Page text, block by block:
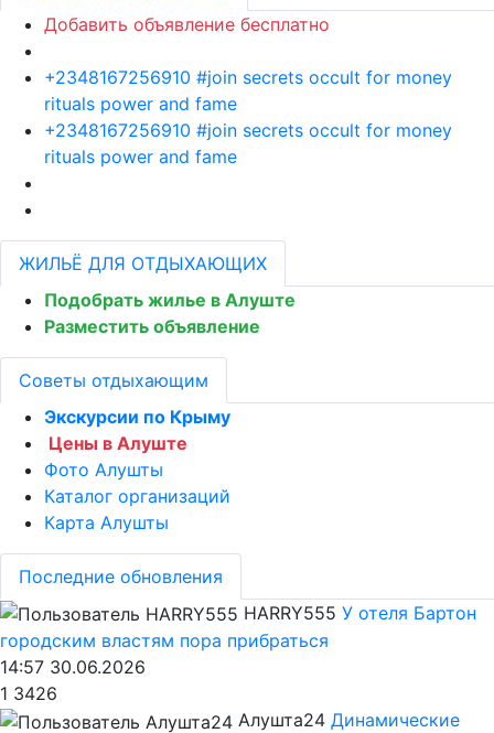
Добавить объявление бесплатно
+2348167256910 #join secrets occult for money
rituals power and fame
+2348167256910 #join secrets occult for money
rituals power and fame
ЖИЛЬЁ ДЛЯ ОТДЫХАЮЩИХ
Подобрать жилье в Алуште
Разместить объявление
Советы отдыхающим
Экскурсии по Крыму
Цены в Алуште
Фото Алушты
Каталог организаций
Карта Алушты
Последние обновления
HARRY555 У отеля Бартон
городским властям пора прибраться
14:57 30.06.2026
1 3426
Алушта24 Динамические